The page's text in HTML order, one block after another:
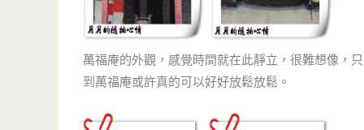
萬福庵的外觀，感覺時間就在此靜立，很難想像，
到萬福庵或許真的可以好好放鬆放鬆。